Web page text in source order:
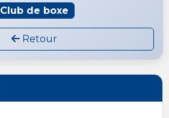
Club de boxe
Retour